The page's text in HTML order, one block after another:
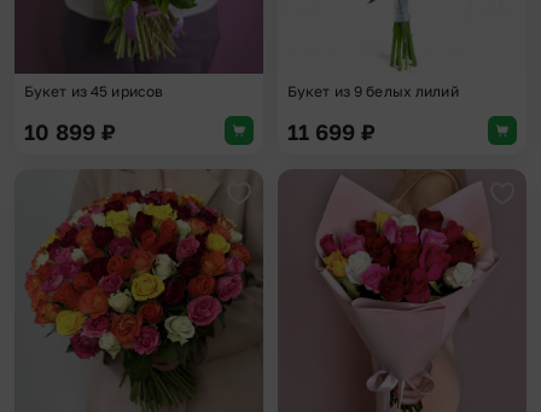
Букет из 45 ирисов
10 899 ₽
Букет из 9 белых лилий
11 699 ₽
Добавить в избранное